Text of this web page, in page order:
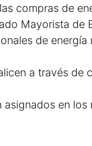
compras de
Mayorista de
de energía
a través de
en